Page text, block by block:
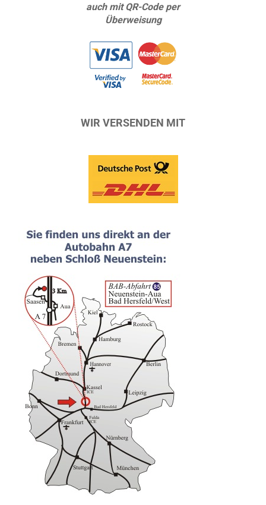
auch mit QR-Code per
Überweisung
WIR VERSENDEN MIT